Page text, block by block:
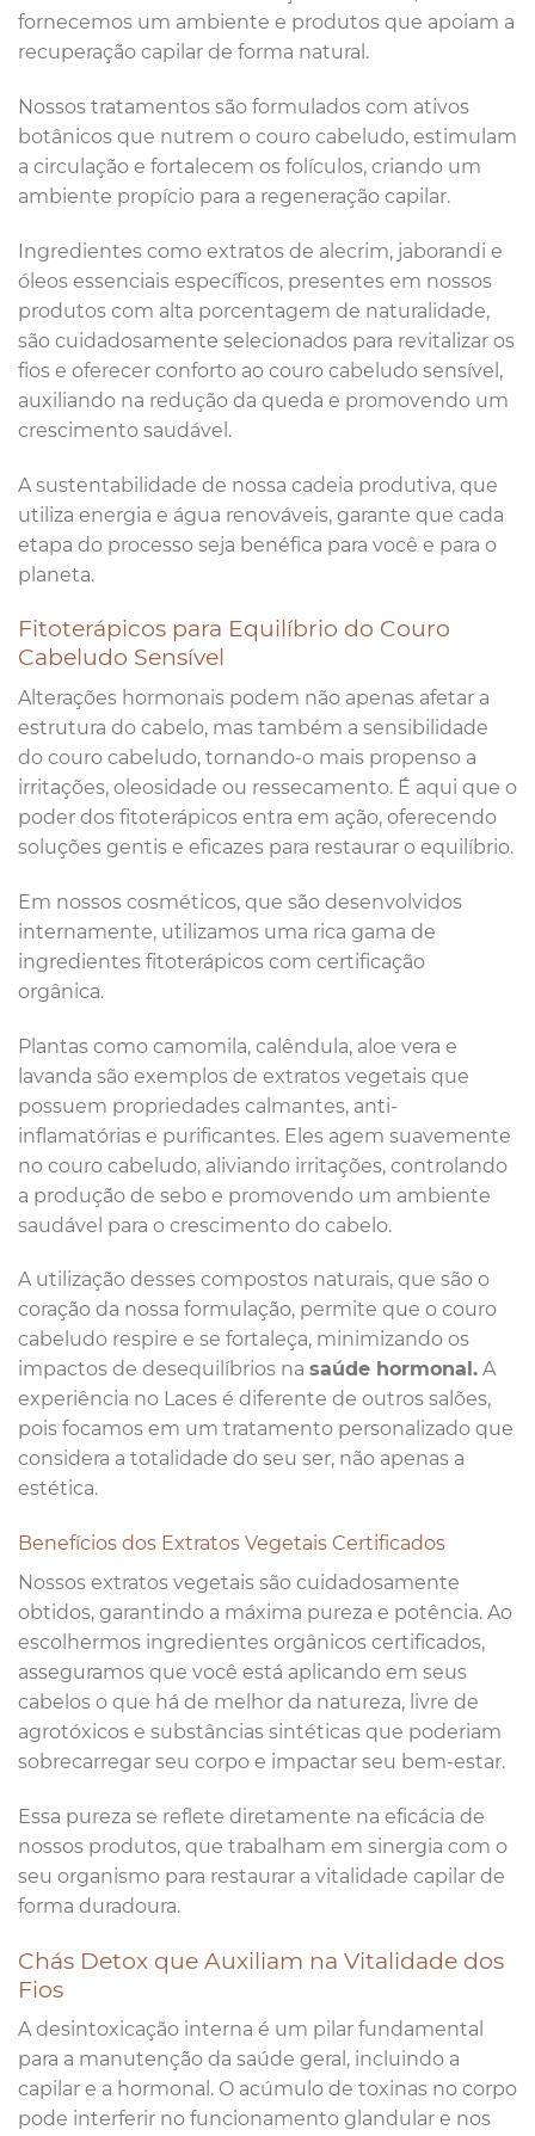
fornecemos um ambiente e produtos que apoiam a
recuperação capilar de forma natural.
Nossos tratamentos são formulados com ativos
botânicos que nutrem o couro cabeludo, estimulam
a circulação e fortalecem os folículos, criando um
ambiente propício para a regeneração capilar.
Ingredientes como extratos de alecrim, jaborandi e
óleos essenciais específicos, presentes em nossos
produtos com alta porcentagem de naturalidade,
são cuidadosamente selecionados para revitalizar os
fios e oferecer conforto ao couro cabeludo sensível,
auxiliando na redução da queda e promovendo um
crescimento saudável.
A sustentabilidade de nossa cadeia produtiva, que
utiliza energia e água renováveis, garante que cada
etapa do processo seja benéfica para você e para o
planeta.
Fitoterápicos para Equilíbrio do Couro
Cabeludo Sensível
Alterações hormonais podem não apenas afetar a
estrutura do cabelo, mas também a sensibilidade
do couro cabeludo, tornando-o mais propenso a
irritações, oleosidade ou ressecamento. É aqui que o
poder dos fitoterápicos entra em ação, oferecendo
soluções gentis e eficazes para restaurar o equilíbrio.
Em nossos cosméticos, que são desenvolvidos
internamente, utilizamos uma rica gama de
ingredientes fitoterápicos com certificação
orgânica.
Plantas como camomila, calêndula, aloe vera e
lavanda são exemplos de extratos vegetais que
possuem propriedades calmantes, anti-
inflamatórias e purificantes. Eles agem suavemente
no couro cabeludo, aliviando irritações, controlando
a produção de sebo e promovendo um ambiente
saudável para o crescimento do cabelo.
A utilização desses compostos naturais, que são o
coração da nossa formulação, permite que o couro
cabeludo respire e se fortaleça, minimizando os
impactos de desequilíbrios na saúde hormonal. A
experiência no Laces é diferente de outros salões,
pois focamos em um tratamento personalizado que
considera a totalidade do seu ser, não apenas a
estética.
Benefícios dos Extratos Vegetais Certificados
Nossos extratos vegetais são cuidadosamente
obtidos, garantindo a máxima pureza e potência. Ao
escolhermos ingredientes orgânicos certificados,
asseguramos que você está aplicando em seus
cabelos o que há de melhor da natureza, livre de
agrotóxicos e substâncias sintéticas que poderiam
sobrecarregar seu corpo e impactar seu bem-estar.
Essa pureza se reflete diretamente na eficácia de
nossos produtos, que trabalham em sinergia com o
seu organismo para restaurar a vitalidade capilar de
forma duradoura.
Chás Detox que Auxiliam na Vitalidade dos
Fios
A desintoxicação interna é um pilar fundamental
para a manutenção da saúde geral, incluindo a
capilar e a hormonal. O acúmulo de toxinas no corpo
pode interferir no funcionamento glandular e nos